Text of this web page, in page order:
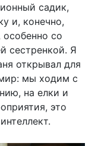
садик,
и, конечно,
особенно со
сестренкой. Я
открывал для
мы ходим с
на елки и
это